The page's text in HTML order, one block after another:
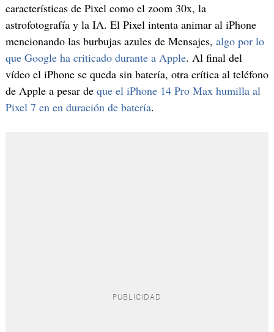
características de Pixel como el zoom 30x, la
astrofotografía y la IA. El Pixel intenta animar al iPhone
mencionando las burbujas azules de Mensajes, algo por lo
que Google ha criticado durante a Apple. Al final del
vídeo el iPhone se queda sin batería, otra crítica al teléfono
de Apple a pesar de que el iPhone 14 Pro Max humilla al
Pixel 7 en en duración de batería.